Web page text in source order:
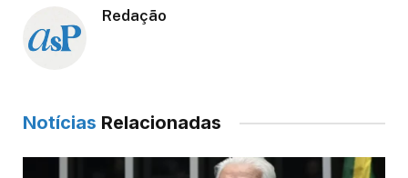
Redação
Notícias Relacionadas